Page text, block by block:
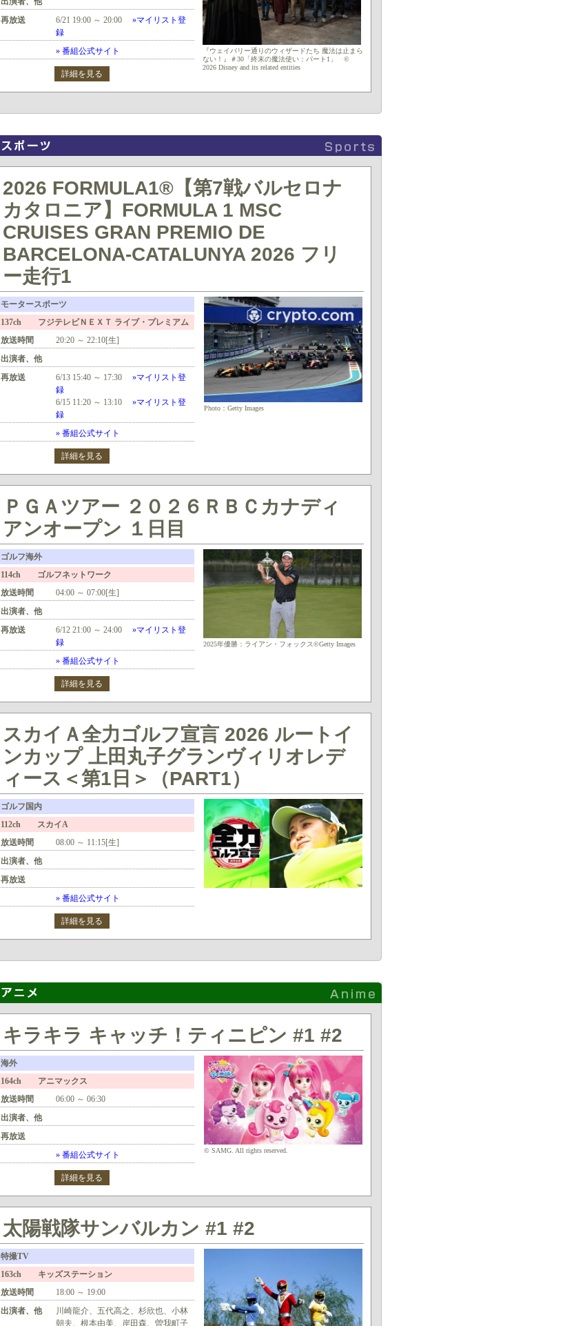
再放送
6/21 19:00 ～ 20:00
»マイリスト登
録
» 番組公式サイト
詳細を見る
『ウェイバリー通りのウィザードたち 魔法は止まら
ない！』＃30「終末の魔法使い：パート1」 ©
2026 Disney and its related entities
2026 FORMULA1®【第7戦バルセロナ
カタロニア】FORMULA 1 MSC
CRUISES GRAN PREMIO DE
BARCELONA-CATALUNYA 2026 フリ
ー走行1
モータースポーツ
137ch フジテレビＮＥＸＴ ライブ・プレミアム
放送時間
20:20 ～ 22:10[生]
出演者、他
再放送
6/13 15:40 ～ 17:30
»マイリスト登
録
6/15 11:20 ～ 13:10
»マイリスト登
録
» 番組公式サイト
詳細を見る
Photo：Getty Images
ＰＧＡツアー ２０２６ＲＢＣカナディ
アンオープン １日目
ゴルフ海外
114ch ゴルフネットワーク
放送時間
04:00 ～ 07:00[生]
出演者、他
再放送
6/12 21:00 ～ 24:00
»マイリスト登
録
» 番組公式サイト
詳細を見る
2025年優勝：ライアン・フォックス©Getty Images
スカイＡ全力ゴルフ宣言 2026 ルートイ
ンカップ 上田丸子グランヴィリオレデ
ィース＜第1日＞（PART1）
ゴルフ国内
112ch スカイA
放送時間
08:00 ～ 11:15[生]
出演者、他
再放送
» 番組公式サイト
詳細を見る
キラキラ キャッチ！ティニピン #1 #2
海外
164ch アニマックス
放送時間
06:00 ～ 06:30
出演者、他
再放送
» 番組公式サイト
詳細を見る
© SAMG. All rights reserved.
太陽戦隊サンバルカン #1 #2
特撮TV
163ch キッズステーション
放送時間
18:00 ～ 19:00
出演者、他
川崎龍介、五代高之、杉欣也、小林
朝夫、根本由美、岸田森、曽我町子